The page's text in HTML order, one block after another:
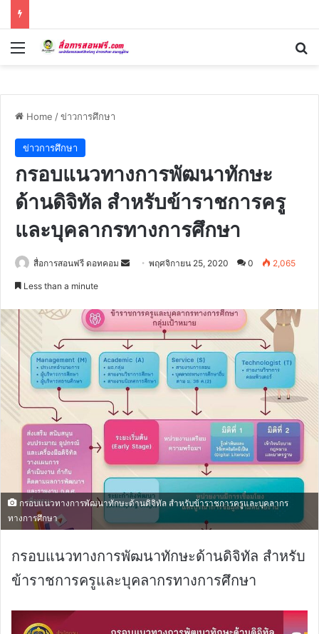
Menu
Home /ข่าวการศึกษา
ข่าวการศึกษา
กรอบแนวทางการพัฒนาทักษะ
ด้านดิจิทัล สำหรับข้าราชการครู
และบุคลากรทางการศึกษา
สื่อการสอนฟรี ดอทคอม
Sendพฤศจิกายน 25, 2020 0 2,065
Less than a minute
กรอบแนวทางการพัฒนาทักษะด้านดิจิทัล สำหรับข้าราชการครูและบุคลากร
ทางการศึกษา
กรอบแนวทางการพัฒนาทักษะด้านดิจิทัล สำหรับ
ข้าราชการครูและบุคลากรทางการศึกษา